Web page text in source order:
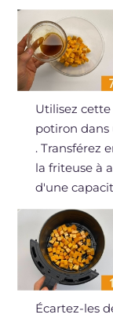
Utilisez
potiron dans
. Transférez
la friteuse à
d'une
Écartez-les